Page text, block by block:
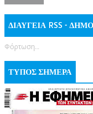
ΔΙΑΥΓΕΙΑ RSS -
Φόρτωση...
ΤΥΠΟΣ ΣΗΜΕΡΑ